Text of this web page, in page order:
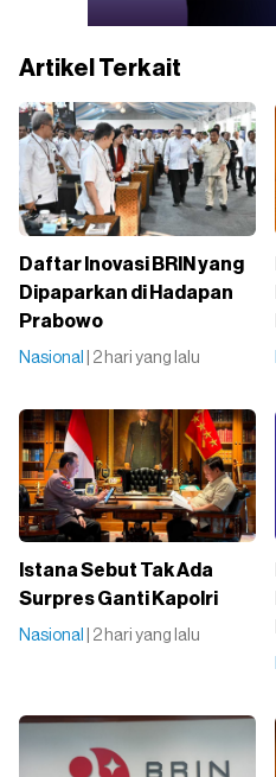
Artikel Terkait
Daftar Inovasi BRIN yang
Dipaparkan di Hadapan
Prabowo
Nasional | 2 hari yang lalu
Istana Sebut Tak Ada
Surpres Ganti Kapolri
Nasional | 2 hari yang lalu